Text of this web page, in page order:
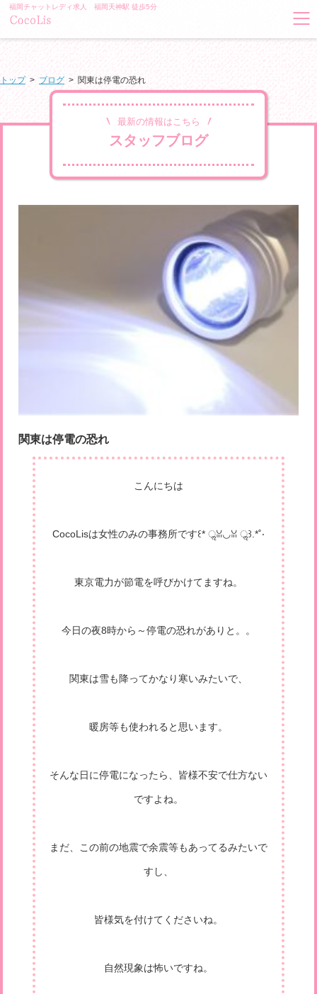
福岡チャットレディ求人 福岡天神駅 徒歩5分
トップ> ブログ > 関東は停電の恐れ
最新の情報はこちら
スタッフブログ
関東は停電の恐れ
こんにちは
CocoLisは女性のみの事務所です꒰* ॢꈍ◡ꈍ ॢ꒱.*˚‧
東京電力が節電を呼びかけてますね。
今日の夜8時から～停電の恐れがありと。。
関東は雪も降ってかなり寒いみたいで、
暖房等も使われると思います。
そんな日に停電になったら、皆様不安で仕方ない
ですよね。
まだ、この前の地震で余震等もあってるみたいで
すし、
皆様気を付けてくださいね。
自然現象は怖いですね。